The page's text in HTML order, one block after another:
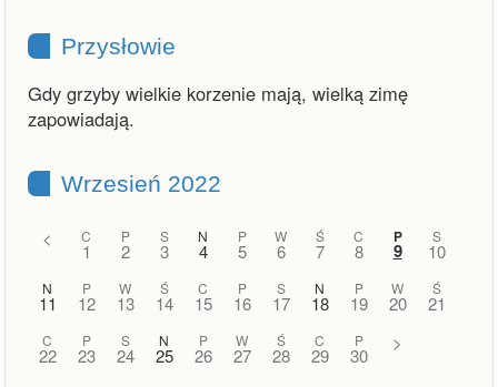
Przysłowie
Gdy grzyby wielkie korzenie mają, wielką zimę
zapowiadają.
Wrzesień 2022
< C
1
P
2
S
3
N
4
P
5
W
6
Ś
7
C
8
P
9
S
10
N
11
P
12
W
13
Ś
14
C
15
P
16
S
17
N
18
P
19
W
20
Ś
21
C
22
P
23
S
24
N
25
P
26
W
27
Ś
28
C
29
P
30
>